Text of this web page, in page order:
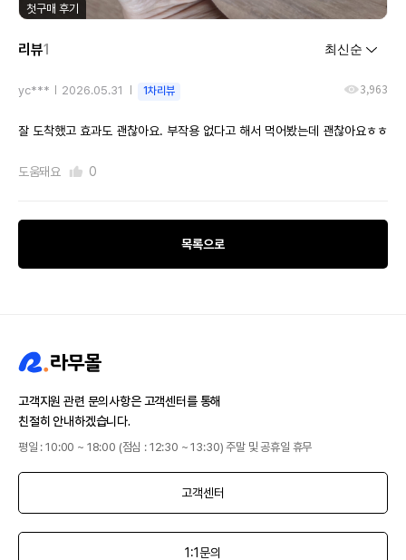
첫구매 후기
리뷰1
yc*** 2026.05.31 1차리뷰 3,963
잘 도착했고 효과도 괜찮아요. 부작용 없다고 해서 먹어봤는데 괜찮아요ㅎㅎ
도움돼요 0
목록으로
고객지원 관련 문의사항은 고객센터를 통해
친절히 안내하겠습니다.
평일 : 10:00 ~ 18:00 (점심 : 12:30 ~ 13:30) 주말 및 공휴일 휴무
고객센터
1:1문의